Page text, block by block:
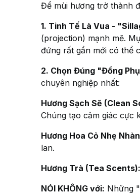
Để mùi hương trở thành
1. Tinh Tế Là Vua -
(projection) mạnh mẽ.
đứng rất gần mới có thể
2. Chọn Đúng "Đồng
chuyên nghiệp nhất:
Hương Sạch Sẽ (Clean
Chúng tạo cảm giác cực
Hương Hoa Cỏ Nhẹ
lan.
Hương Trà (Tea Scents):
NÓI KHÔNG với: Những